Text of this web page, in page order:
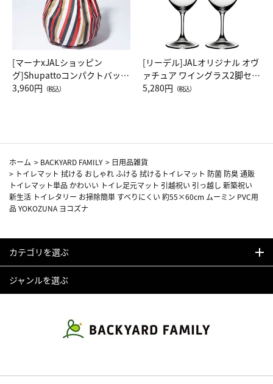
[マーナxJALショッピン
グ]Shupattoコンパクトバッグ
Drop JAL客室乗務員（LC）ス
3,960円 （税込）
[リーデル]JALオリジナル オヴ
ァチュア ワイングラス2脚セッ
ト（レッドワイン）
5,280円 （税込）
ホーム > BACKYARD FAMILY > 日用品雑貨
> トイレマット 拭ける おしゃれ ふける 拭けるトイレマット 防菌 防臭 通販
トイレマット単品 かわいい トイレ足元マット 引越祝い 引っ越し 新築祝い
新生活 トイレタリー お掃除簡単 すべりにくい 約55×60cm ムーミン PVC用
品 YOKOZUNA ヨコズナ
カテゴリを選ぶ
ジャンルを選ぶ